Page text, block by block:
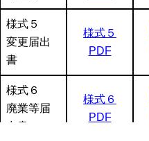
様式５
変更届出
書
様式５
PDF
様式６
廃業等届
出書
様式６
PDF